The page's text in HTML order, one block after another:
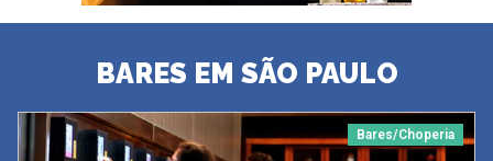
BARES EM SÃO PAULO
Bares/Choperia